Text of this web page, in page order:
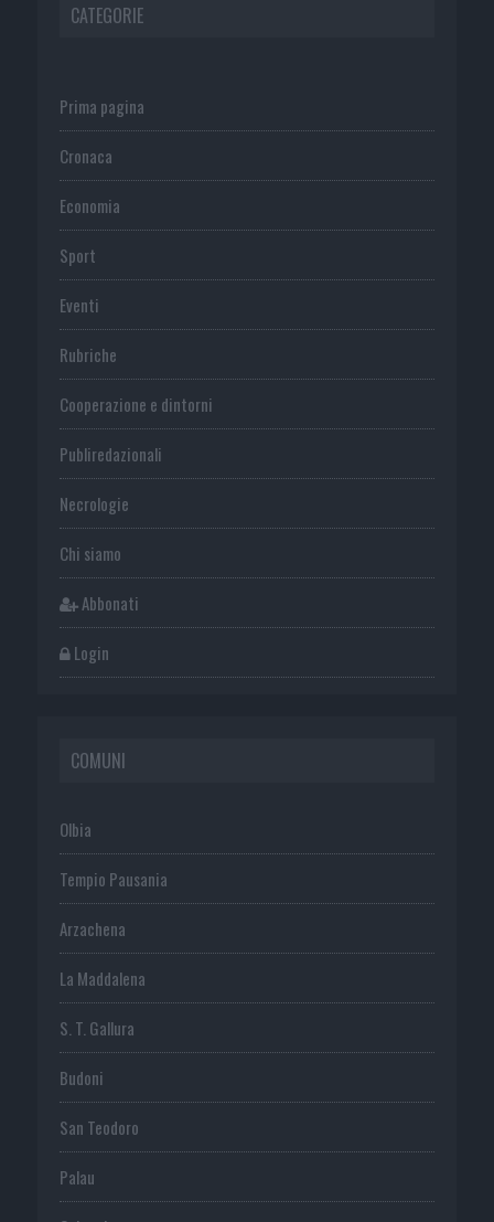
CATEGORIE
Prima pagina
Cronaca
Economia
Sport
Eventi
Rubriche
Cooperazione e dintorni
Publiredazionali
Necrologie
Chi siamo
Abbonati
Login
COMUNI
Olbia
Tempio Pausania
Arzachena
La Maddalena
S. T. Gallura
Budoni
San Teodoro
Palau